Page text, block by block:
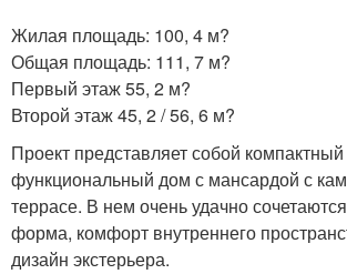
Жилая площадь: 100, 4 м?
Общая площадь: 111, 7 м?
Первый этаж 55, 2 м?
Второй этаж 45, 2 / 56, 6 м?
Проект представляет собой компактный
функциональный дом с мансардой с
террасе. В нем очень удачно
форма, комфорт внутреннего
дизайн экстерьера.